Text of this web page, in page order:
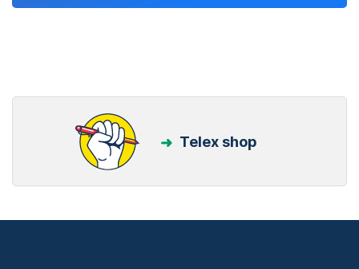
Telex shop